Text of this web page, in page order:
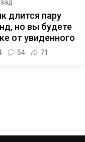
длится пару
но вы будете
от увиденного
54 71